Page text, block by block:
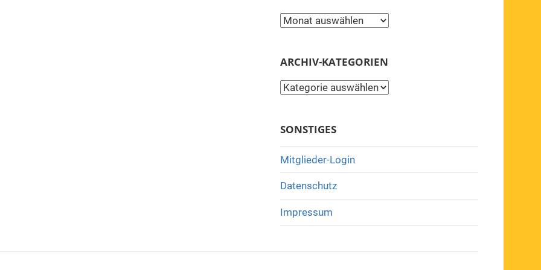
Archiv
ARCHIV-KATEGORIEN
Archiv-
SONSTIGES
Mitglieder-Login
Datenschutz
Impressum